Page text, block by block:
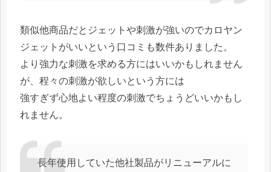
類似他商品だとジェットや刺激が強いのでカロヤン
ジェットがいいという口コミも数件ありました。
より強力な刺激を求める方にはいいかもしれません
が、程々の刺激が欲しいという方には
強すぎず心地よい程度の刺激でちょうどいいかもし
れません。
長年使用していた他社製品がリニューアルに